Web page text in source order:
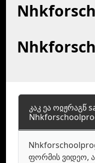
კაკ ეა ოჲჟრაგწ
ფორმის ვიდეო,